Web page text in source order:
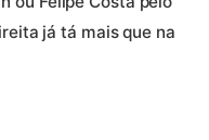
já tá mais que na